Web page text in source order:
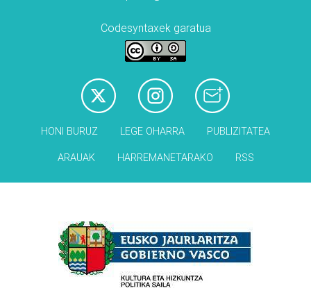
Codesyntaxek garatua
HONI BURUZ LEGE OHARRA PUBLIZITATEA
ARAUAK HARREMANETARAKO RSS